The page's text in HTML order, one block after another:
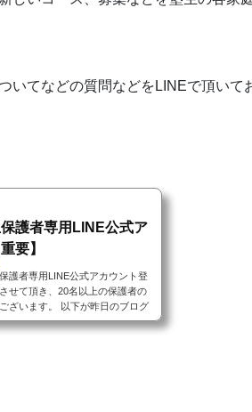
いてなどの質問などをLINEで頂いて
護者専用LINE公式ア
要】
護者専用LINE公式アカウント登
せて頂き、20名以上の保護者の
ざいます。 以下が昨日のブログ
きます。 5月から塾生保護者との